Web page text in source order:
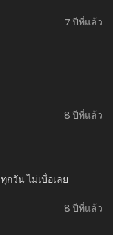
7 ปีที่แล้ว
8 ปีที่แล้ว
กวัน ไม่เบื่อเลย
8 ปีที่แล้ว